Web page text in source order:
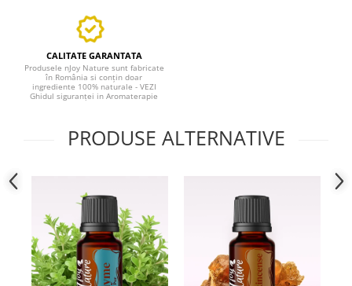
CALITATE GARANTATA
Produsele nJoy Nature sunt fabricate
în România si conțin doar
ingrediente 100% naturale - VEZI
Ghidul siguranței in Aromaterapie
PRODUSE ALTERNATIVE